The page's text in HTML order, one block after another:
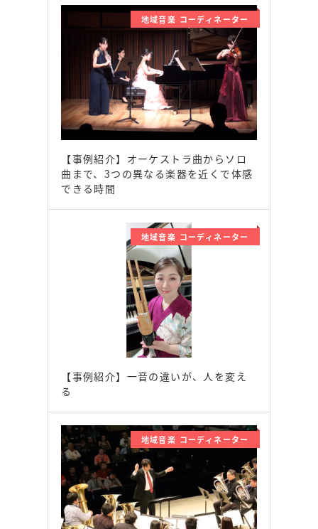
地域音楽 コーディネーター
【事例紹介】オーケストラ曲からソロ
曲まで、3つの異なる楽器を近くで体感
できる時間
地域音楽 コーディネーター
【事例紹介】一音の違いが、人を変え
る
地域音楽 コーディネーター